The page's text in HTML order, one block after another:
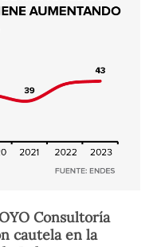
Consultoría
cautela en la